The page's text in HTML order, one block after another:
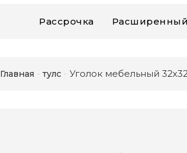
Рассрочка
Главная тулс Уголок мебельный